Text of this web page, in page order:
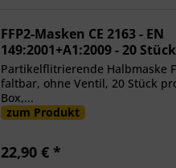
FFP2-Masken CE 2163 - EN
149:2001+A1:2009 - 20 Stück
Partikelflitrierende Halbmaske
faltbar, ohne Ventil, 20 Stück
Box,...
zum Produkt
22,90 € *